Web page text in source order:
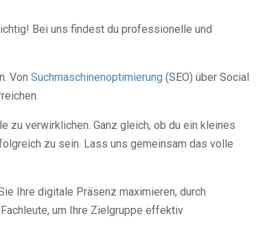
Bei uns findest du professionelle und
Von Suchmaschinenoptimierung (SEO) über Social
zu verwirklichen. Ganz gleich, ob du ein kleines
zu sein. Lass uns gemeinsam das volle
Ihre digitale Präsenz maximieren, durch
um Ihre Zielgruppe effektiv